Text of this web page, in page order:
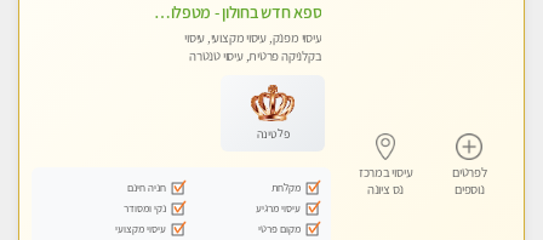
לפרטים
נוספים
עיסוי במרכז
נס ציונה
ספא חדש בחולון - מטפלות מקצועיות ברמה גבוהה מומלץ מאוד !!! . . highly recommended..new in the city -אין פרטים נוספים במקום -ללא מין !!ממתינה לך שתגיע
עיסוי מפנק, עיסוי מקצועי, עיסוי
בקלניקה פרטית, עיסוי טנטרה
פלטינה
מקלחת
חניה חינם
עיסוי מרגיע
נקי ומסודר
מקום פרטי
עיסוי מקצועי